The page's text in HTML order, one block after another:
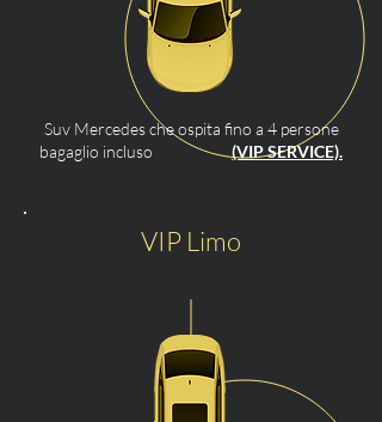
Suv Mercedes che ospita fino a 4 persone
bagaglio incluso(VIP SERVICE).
VIP Limo